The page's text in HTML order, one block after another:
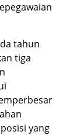
tahun
tiga
yang